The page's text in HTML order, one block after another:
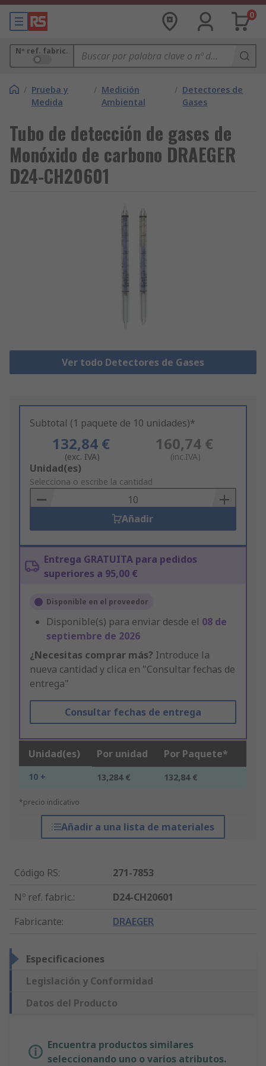
0
Nº ref. fabric.
/ Prueba y
Medida
/ Medición
Ambiental
/ Detectores de
Gases
Tubo de detección de gases de
Monóxido de carbono DRAEGER
D24-CH20601
Ver todo Detectores de Gases
Subtotal (1 paquete de 10 unidades)*
132,84 €
(exc. IVA)
160,74 €
(inc.IVA)
Add
to
Basket
Unidad(es)
Selecciona o escribe la cantidad
Añadir
Entrega GRATUITA para pedidos
superiores a 95,00 €
Disponible en el proveedor
Disponible(s) para enviar desde el 08 de
septiembre de 2026
¿Necesitas comprar más? Introduce la
nueva cantidad y clica en "Consultar fechas de
entrega"
Consultar fechas de entrega
Unidad(es) Por unidad Por Paquete*
10 + 13,284 € 132,84 €
*precio indicativo
Añadir a una lista de materiales
Código RS:
271-7853
Nº ref. fabric.:
D24-CH20601
Fabricante: DRAEGER
Especificaciones
Legislación y Conformidad
Datos del Producto
Encuentra productos similares
seleccionando uno o varios atributos.